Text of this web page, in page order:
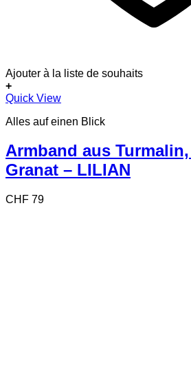
Ajouter à la liste de souhaits
+
Quick View
Alles auf einen Blick
Armband aus
Granat – LILIAN
CHF 79